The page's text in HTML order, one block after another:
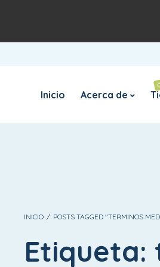
Inicio Acerca de
INICIO / POSTS TAGGED "TERMINOS
Etiqueta: